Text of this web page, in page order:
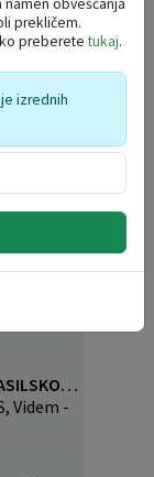
PGD ZDENSKA VAS VABI NA GASILSKO VESELICO S SKUPINO CALYPSO
Videm -
obveščanja
prekličem.
preberetetukaj.
izrednih